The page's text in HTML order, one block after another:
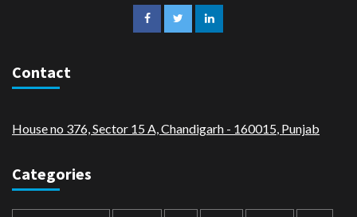
Contact
House no 376, Sector 15 A, Chandigarh - 160015 Punjab
Categories